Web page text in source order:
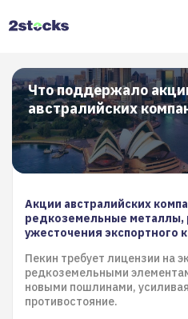
Что поддержало
австралийских
Акции австралийских
редкоземельные металлы,
ужесточения экспортного
Пекин требует лицензии на
редкоземельными
новыми пошлинами,
противостояние.